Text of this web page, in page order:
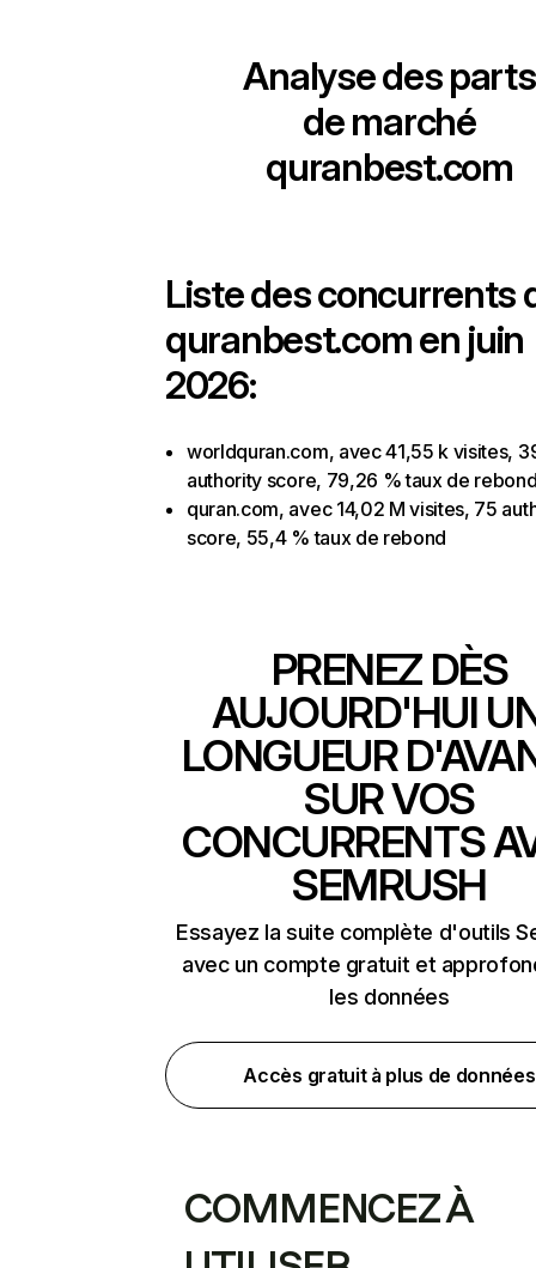
Analyse des parts
de marché
quranbest.com
Liste des concurrents
quranbest.com en juin
2026:
worldquran.com, avec 41,55 k visites,
authority score, 79,26 % taux de
quran.com, avec 14,02 M visites, 75
score, 55,4 % taux de rebond
PRENEZ DÈS
AUJOURD'HUI
LONGUEUR
SUR VOS
CONCURRENTS
SEMRUSH
Essayez la suite complète d'outils
avec un compte gratuit et
les données
Accès gratuit à plus de données
COMMENCEZ À